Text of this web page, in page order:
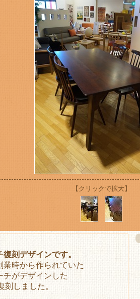
【クリックで拡大】
刻デザインです。
業時から作られていた
チがデザインした
しました。